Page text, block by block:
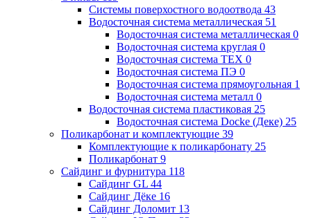
Системы поверхостного водоотвода 43
Водосточная система металлическая 51
Водосточная система металлическая 0
Водосточная система круглая 0
Водосточная система ТЕХ 0
Водосточная система ПЭ 0
Водосточная система прямоугольная 1
Водосточная система металл 0
Водосточная система пластиковая 25
Водосточная система Docke (Деке) 25
Поликарбонат и комплектующие 39
Комплектующие к поликарбонату 25
Поликарбонат 9
Сайдинг и фурнитура 118
Сайдинг GL 44
Сайдинг Дёке 16
Сайдинг Доломит 13